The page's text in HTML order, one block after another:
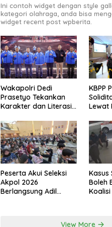
Ini contoh widget dengan style
kategori olahraga, anda bisa
widget recent post wpberita.
Wakapolri Dedi
Prasetyo Tekankan
Karakter dan Literasi
2026
KBPP
Lewat
Peserta Akui Seleksi
Akpol 2026
Berlangsung Adil
Kasus
Boleh
View More